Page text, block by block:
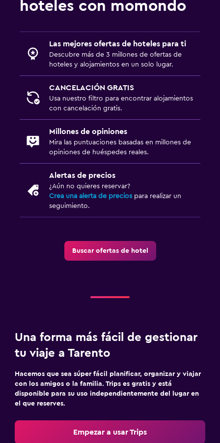
hoteles con momondo
Las mejores ofertas de hoteles para ti
Descubre más de 3 millones de ofertas de
hoteles y alojamientos en un solo lugar.
CANCELACIÓN GRATIS
Usa nuestro filtro para encontrar alojamientos
con cancelación gratis.
Millones de opiniones
Mira las puntuaciones basadas en millones de
opiniones de huéspedes reales.
Alertas de precios
¿Aún no quieres reservar?
Crea una alerta de precios para realizar un
seguimiento.
Buscar ofertas de hotel
Una forma más fácil de gestionar
tu viaje a Tarento
Hacemos que sea súper fácil planificar, organizar y viajar
con los amigos o la familia. Trips es gratis y está
disponible para su uso independientemente del lugar en
el que reserves.
Empezar a usar Trips